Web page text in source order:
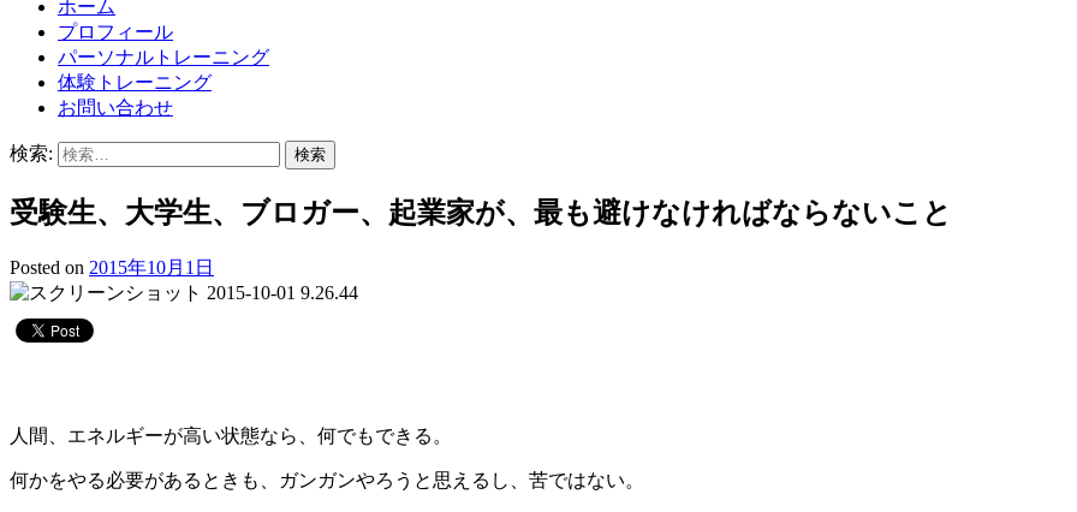
ホーム
プロフィール
パーソナルトレーニング
体験トレーニング
お問い合わせ
検索:
受験生、大学生、ブロガー、起業家が、最も避けなければならないこと
Posted on 2015年10月1日
人間、エネルギーが高い状態なら、何でもできる。
何かをやる必要があるときも、ガンガンやろうと思えるし、苦ではない。